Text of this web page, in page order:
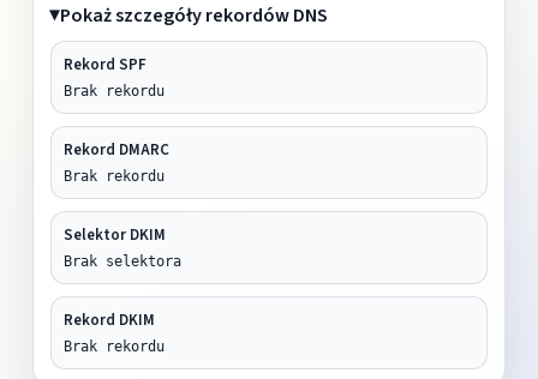
Pokaż szczegóły rekordów DNS
Rekord SPF
Brak rekordu
Rekord DMARC
Brak rekordu
Selektor DKIM
Brak selektora
Rekord DKIM
Brak rekordu